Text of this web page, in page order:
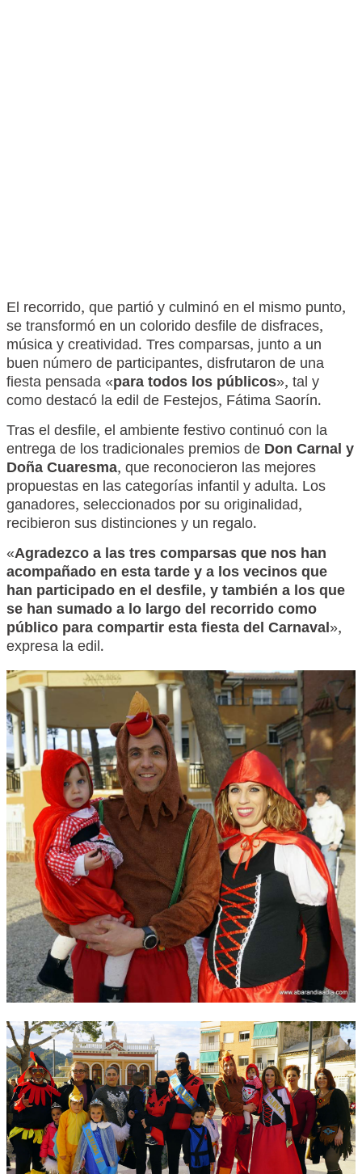
El recorrido, que partió y culminó en el mismo punto,
se transformó en un colorido desfile de disfraces,
música y creatividad. Tres comparsas, junto a un
buen número de participantes, disfrutaron de una
fiesta pensada «para todos los públicos», tal y
como destacó la edil de Festejos, Fátima Saorín.
Tras el desfile, el ambiente festivo continuó con la
entrega de los tradicionales premios de Don Carnal y
Doña Cuaresma, que reconocieron las mejores
propuestas en las categorías infantil y adulta. Los
ganadores, seleccionados por su originalidad,
recibieron sus distinciones y un regalo.
«Agradezco a las tres comparsas que nos han
acompañado en esta tarde y a los vecinos que
han participado en el desfile, y también a los que
se han sumado a lo largo del recorrido como
público para compartiresta fiesta del Carnaval»,
expresa la edil.